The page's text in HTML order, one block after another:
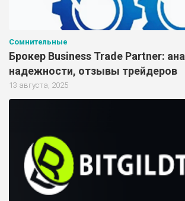
Сомнительные
Брокер Business Trade Partner:
надежности, отзывы трейдеров
13 августа, 2025